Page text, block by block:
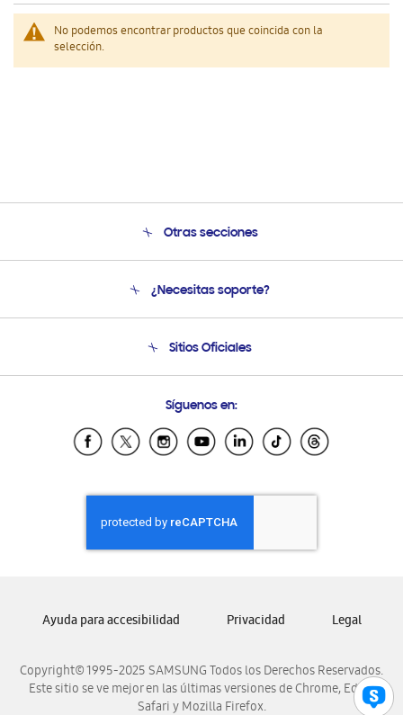
No podemos encontrar productos que coincida con la
selección.
Otras secciones
Soporte
¿Necesitas soporte?
Soporte vía eMail
Sitios Oficiales
Samsung Ecuador
Samsung El Salvador
Samsung Honduras
Samsung Nicaragua
Samsung Panamá
Samsung Venezuela
Síguenos en:
Copyright© 1995-2025 SAMSUNG Todos los Derechos Reservados.
Este sitio se ve mejor en las últimas versiones de Chrome, Edge,
Safari y Mozilla Firefox.
Ayuda para accesibilidad Privacidad Legal